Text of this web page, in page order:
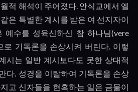
적 해석이 주어졌다. 안식교에서 엘
은 특별한 계시를 받은 여 선지자이
예수를 성육신하신 참 하나님(vere
로 기독론을 손상시켜 버린다. 이렇
시는 일반 계시보다도 못한 상대적
다. 성경을 이탈하여 기독론을 손상
고 신자들을 현혹하는 일은 금물이